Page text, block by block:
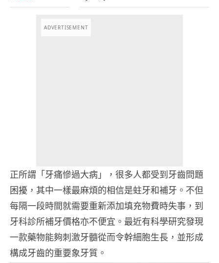
ADVERTISEMENT
正所謂「牙痛慘過大病」，很多人都受到牙齒問題
困擾，其中一樣最麻煩的相信是蛀牙和補牙。不但
每隔一段時間就需要重新添加填充物費時失事，到
牙科診所補牙價格亦不便宜。最近有科學研究發現
一款藥物能夠刺激牙髓從而令幹細胞生長，並形成
構成牙齒的重要象牙質。